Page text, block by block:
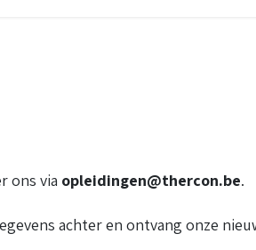
ons via opleidingen@thercon.be.
achter en ontvang onze